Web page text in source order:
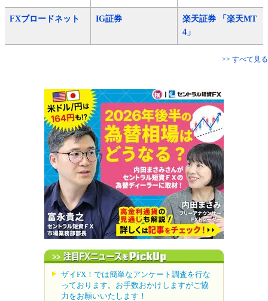
FXブロードネット IG証券
楽天証券 「楽天MT
4」
>> すべて見る
ザイFX！では簡単なアンケート調査を行な
っております。お手数おかけしますがご協
力をお願いいたします！